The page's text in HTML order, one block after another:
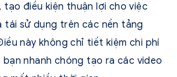
tạo điều kiện thuận lợi cho việc
tái sử dụng trên các nền tảng
này không chỉ tiết kiệm chi phí
bạn nhanh chóng tạo ra các video